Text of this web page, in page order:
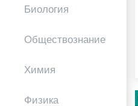
Биология
Обществознание
Химия
Физика